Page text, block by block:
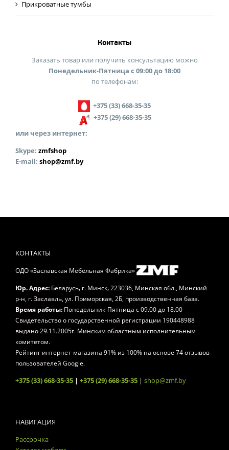
Прикроватные тумбы
Контакты
Заказать товар или получить консультацию можно
Понедельник-Пятница с 09:00 до 18:00
по телефонам:
+375 (33) 668-35-35
+375 (29) 668-35-35
или через интернет:
Skype: zmfshop
E-mail: shop@zmf.by
КОНТАКТЫ
ОДО «Заславская Мебельная Фабрика»
Юр. Адрес: Беларусь, г. Минск,223036, Минская обл., Минский
р-н, г. Заславль, ул. Приморская, 2Б, производственная база.
Время работы: Понедельник-Пятница с 09.00 до 18.00
Свидетельство о государственной регистрации 190448988
выдано 29.11.2005г. Минским областным исполнительным
комитетом.
Рейтинг интернет-магазина 91% из 100% на основе74отзывов
пользователей Google.
+375 (33) 668-35-35 | +375 (29) 668-35-35 | shop@zmf.by
НАВИГАЦИЯ
Рассрочка